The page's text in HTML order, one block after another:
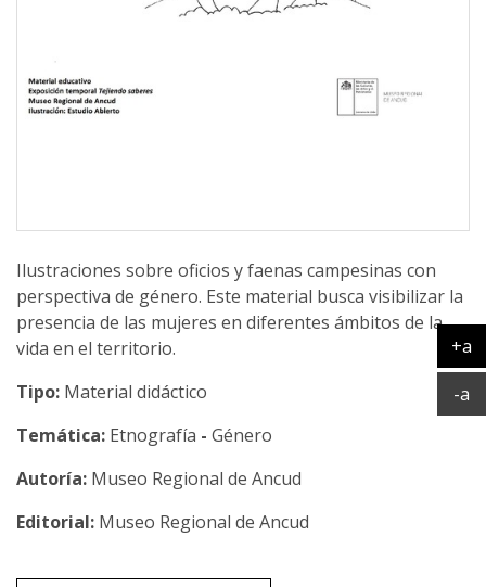
Ilustraciones sobre oficios y faenas campesinas con
perspectiva de género. Este material busca visibilizar la
presencia de las mujeres en diferentes ámbitos de la
vida en el territorio.
Tipo: Material didáctico
Temática: Etnografía - Género
Museo Regional de Ancud
Museo Regional de Ancud
+a
-a